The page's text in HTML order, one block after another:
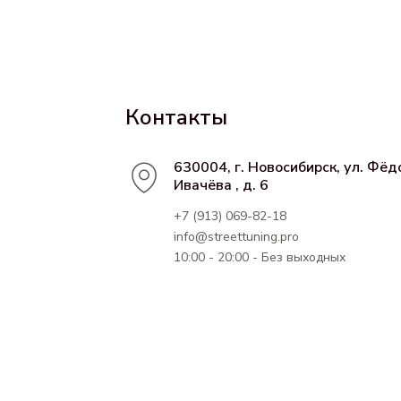
Контакты
630004, г. Новосибирск, ул.
Ивачёва , д. 6
+7 (913) 069-82-18
info@streettuning.pro
10:00 - 20:00 - Без выходных